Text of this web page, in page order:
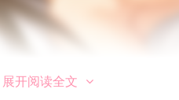
展开阅读全文